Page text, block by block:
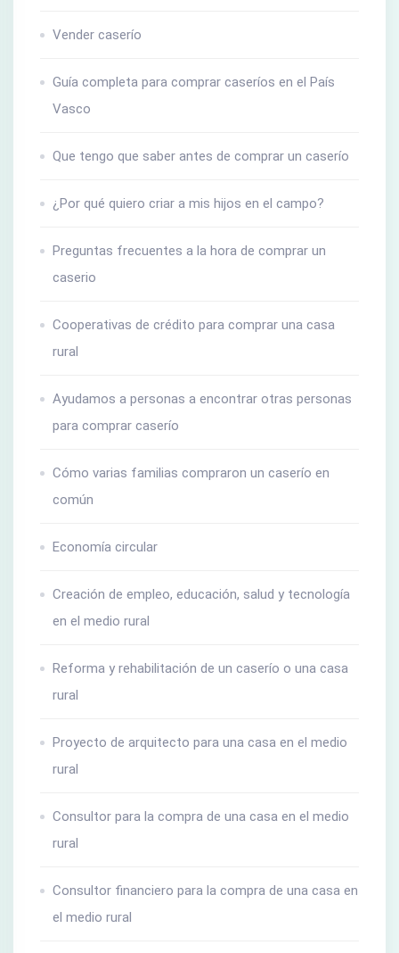
Vender caserío
Guía completa para comprar caseríos en el País
Vasco
Que tengo que saber antes de comprar un caserío
¿Por qué quiero criar a mis hijos en el campo?
Preguntas frecuentes a la hora de comprar un
caserio
Cooperativas de crédito para comprar una casa
rural
Ayudamos a personas a encontrar otras personas
para comprar caserío
Cómo varias familias compraron un caserío en
común
Economía circular
Creación de empleo, educación, salud y tecnología
en el medio rural
Reforma y rehabilitación de un caserío o una casa
rural
Proyecto de arquitecto para una casa en el medio
rural
Consultor para la compra de una casa en el medio
rural
Consultor financiero para la compra de una casa en
el medio rural